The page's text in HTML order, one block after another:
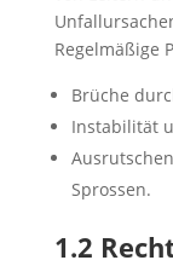
Regelmäßige
Brüche
Instabilität
Sprossen.
1.2